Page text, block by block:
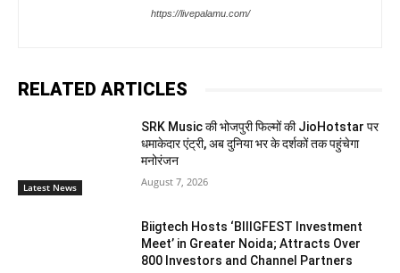
https://livepalamu.com/
RELATED ARTICLES
Latest News
SRK Music की भोजपुरी फिल्मों की JioHotstar पर
धमाकेदार एंट्री, अब दुनिया भर के दर्शकों तक पहुंचेगा
मनोरंजन
August 7, 2026
Biigtech Hosts ‘BIIIGFEST Investment
Meet’ in Greater Noida; Attracts Over
800 Investors and Channel Partners